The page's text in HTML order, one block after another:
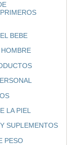
BEBE
LA PIEL
SUPLEMENTOS
PESO